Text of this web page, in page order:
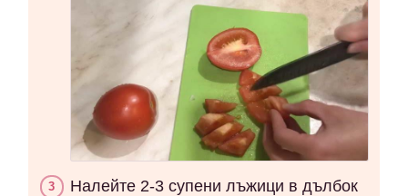
Налейте 2-3 супени лъжици в дълбок